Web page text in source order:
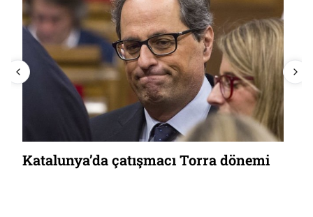
Katalunya’da çatışmacı Torra dönemi